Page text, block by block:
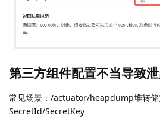
第三方组件配置不当导致
常见场景：/actuator/heapdump堆转储
SecretId/SecretKey